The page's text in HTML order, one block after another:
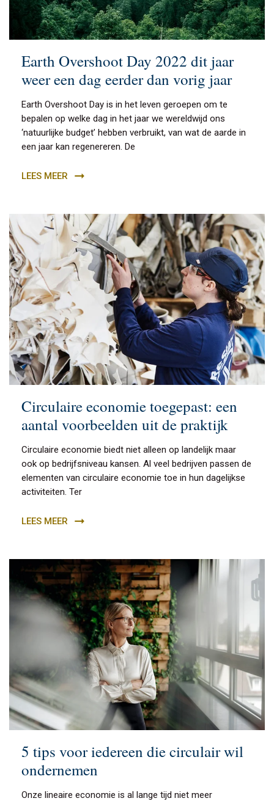
Earth Overshoot Day 2022 dit jaar
weer een dag eerder dan vorig jaar
Earth Overshoot Day is in het leven geroepen om te
bepalen op welke dag in het jaar we wereldwijd ons
‘natuurlijke budget’ hebben verbruikt, van wat de aarde in
een jaar kan regenereren. De
LEES MEER
Circulaire economie toegepast: een
aantal voorbeelden uit de praktijk
Circulaire economie biedt niet alleen op landelijk maar
ook op bedrijfsniveau kansen. Al veel bedrijven passen de
elementen van circulaire economie toe in hun dagelijkse
activiteiten. Ter
LEES MEER
5 tips voor iedereen die circulair wil
ondernemen
Onze lineaire economie is al lange tijd niet meer